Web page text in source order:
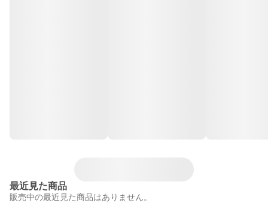
最近見た商品
販売中の最近見た商品はありません。